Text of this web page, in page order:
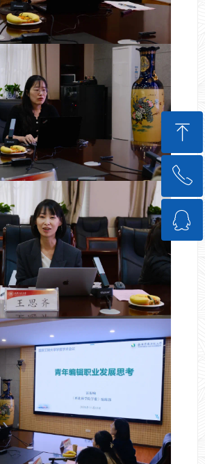
ꁸ
回到顶部
ꂅ
88888888
ꁗ